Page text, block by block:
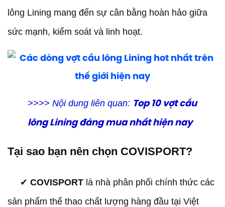
lông Lining mang đến sự cân bằng hoàn hảo giữa
sức mạnh, kiểm soát và linh hoạt.
>>>> Nội dung liên quan: Top 10 vợt cầu
lông Lining đáng mua nhất hiện nay
Tại sao bạn nên chọn COVISPORT?
✔︎ COVISPORT là nhà phân phối chính thức các
sản phẩm thể thao chất lượng hàng đầu tại Việt